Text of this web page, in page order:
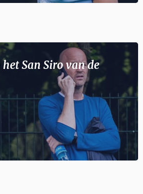
San Siro van de